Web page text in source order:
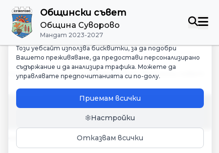
Общински съвет
Община Суворово
Мандат 2023-2027
Начало/ Публикации/ Решения на Общински съвет
Решения на Общински
Управление на бисквитките
Ние зачитаме Вашата поверителност
Този уебсайт използва бисквитки, за да подобри
Вашето преживяване, да предостави персонализирано
съдържание и да анализира трафика. Можете да
управлявате предпочитанията си по-долу.
Приемам всички
Настройки
Отказвам всички